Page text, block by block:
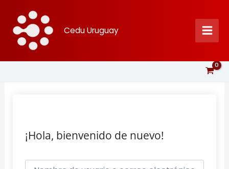
contenido
Cedu Uruguay
¡Hola, bienvenido de nuevo!